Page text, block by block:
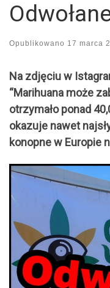
Opublikowano 17 marca
Na zdjęciu w
“Marihuana może
otrzymało ponad
okazuje nawet
konopne w Europie